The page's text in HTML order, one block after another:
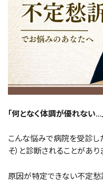
「何となく体調が優れない…
こんな悩みで病院を受診し
そ）と診断されることがあり
原因が特定できない不定愁